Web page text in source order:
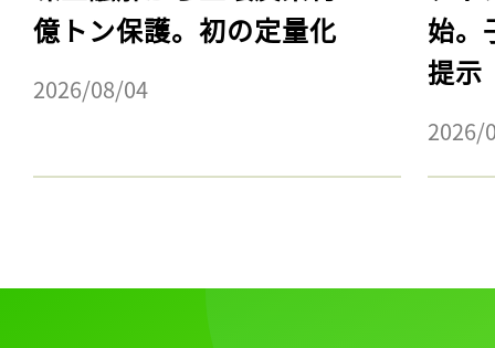
億トン保護。初の定量化
2026/08/04
始。
提示
2026/